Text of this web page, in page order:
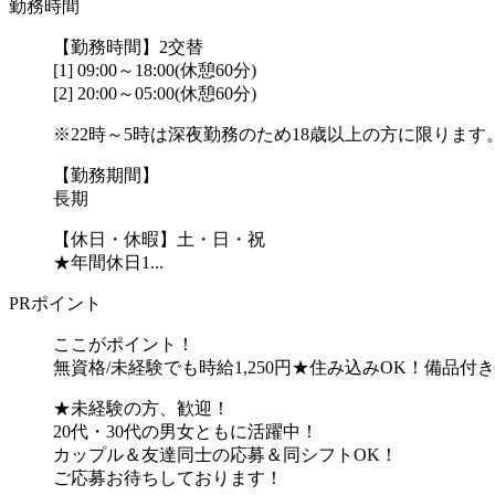
勤務時間
【勤務時間】2交替
[1] 09:00～18:00(休憩60分)
[2] 20:00～05:00(休憩60分)
※22時～5時は深夜勤務のため18歳以上の方に限ります。
【勤務期間】
長期
【休日・休暇】土・日・祝
★年間休日1...
PRポイント
ここがポイント！
無資格/未経験でも時給1,250円★住み込みOK！備品付き
★未経験の方、歓迎！
20代・30代の男女ともに活躍中！
カップル＆友達同士の応募＆同シフトOK！
ご応募お待ちしております！